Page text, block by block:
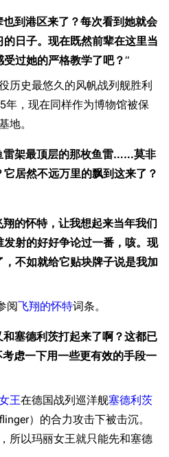
到港区来了？每次看到她就会
日子。现在既然前辈在这里当
过她的严格教学了吧？”
历史最悠久的风帆战列舰胜利
年，现在同样作为博物馆被保
地。
雷架最顶层的那枚鱼雷……莫非
居然不远万里的飘到这来了？
翔的怀特，让我想起来当年我们
射的好好争论过一番，咳。现
不如就给它贴块牌子说是我加
阅飞翔的怀特词条。
和塞德利茨打起来了啊？这都已
虑一下用一些更有效的手段一
王在德国战列巡洋舰塞德利茨
）的合力攻击下被击沉。
所以玛丽女王就只能先和塞德